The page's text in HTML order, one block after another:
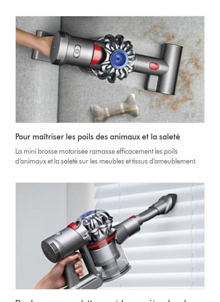
Pour maîtriser les poils des animaux et la saleté
La mini brosse motorisée ramasse efficacement les poils
d’animaux et la saleté sur les meubles et tissus d’ameublement.